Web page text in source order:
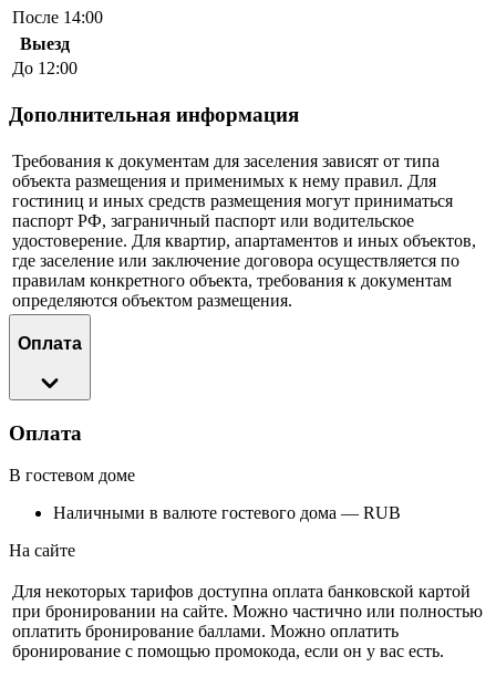
После 14:00
Выезд
До 12:00
Дополнительная информация
Требования к документам для заселения зависят от типа
объекта размещения и применимых к нему правил. Для
гостиниц и иных средств размещения могут приниматься
паспорт РФ, заграничный паспорт или водительское
удостоверение. Для квартир, апартаментов и иных объектов,
где заселение или заключение договора осуществляется по
правилам конкретного объекта, требования к документам
определяются объектом размещения.
Оплата
Оплата
В гостевом доме
Наличными в валюте гостевого дома — RUB
На сайте
Для некоторых тарифов доступна оплата банковской картой
при бронировании на сайте. Можно частично или полностью
оплатить бронирование баллами. Можно оплатить
бронирование с помощью промокода, если он у вас есть.